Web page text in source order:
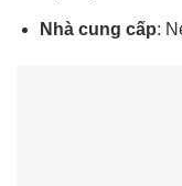
Nhà cung cấp: